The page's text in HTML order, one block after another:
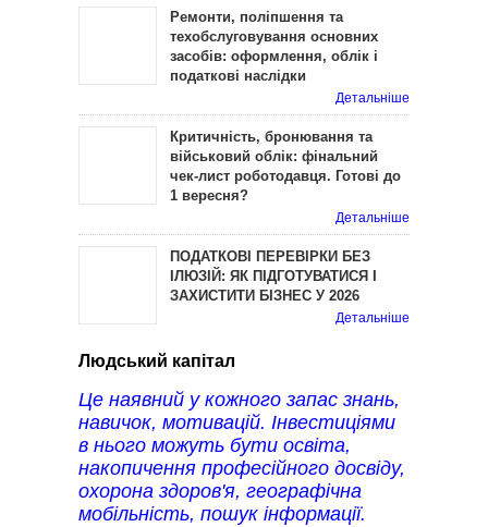
Ремонти, поліпшення та
техобслуговування основних
засобів: оформлення, облік і
податкові наслідки
Детальніше
Критичність, бронювання та
військовий облік: фінальний
чек-лист роботодавця. Готові до
1 вересня?
Детальніше
ПОДАТКОВІ ПЕРЕВІРКИ БЕЗ
ІЛЮЗІЙ: ЯК ПІДГОТУВАТИСЯ І
ЗАХИСТИТИ БІЗНЕС У 2026
Детальніше
Людський капітал
Це наявний у кожного запас знань,
навичок, мотивацій. Інвестиціями
в нього можуть бути освіта,
накопичення професійного досвіду,
охорона здоров'я, географічна
мобільність, пошук інформації.